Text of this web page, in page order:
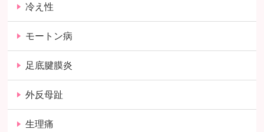
冷え性
モートン病
足底腱膜炎
外反母趾
生理痛